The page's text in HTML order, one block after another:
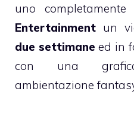
uno completamente
Entertainment un
due settimane ed in
con una
ambientazione